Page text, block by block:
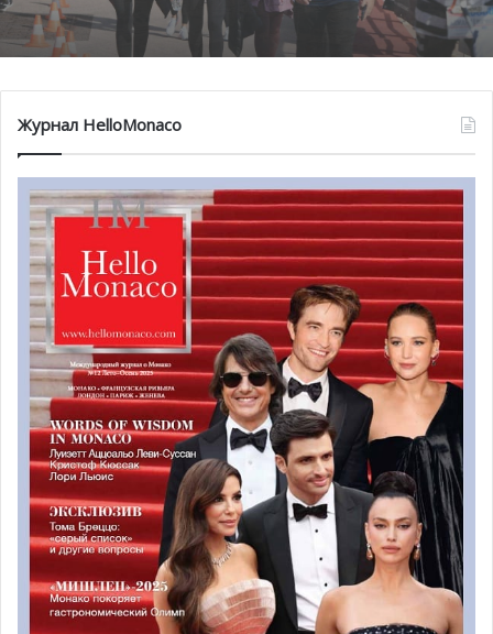
Напомним, что в прошлом году эта награда была
вручена Дэвиду Бекхэму.
Фото: uefa.com
Монако готовит генеральный план
помог детям на пяти континентах
Журнал HelloMonaco